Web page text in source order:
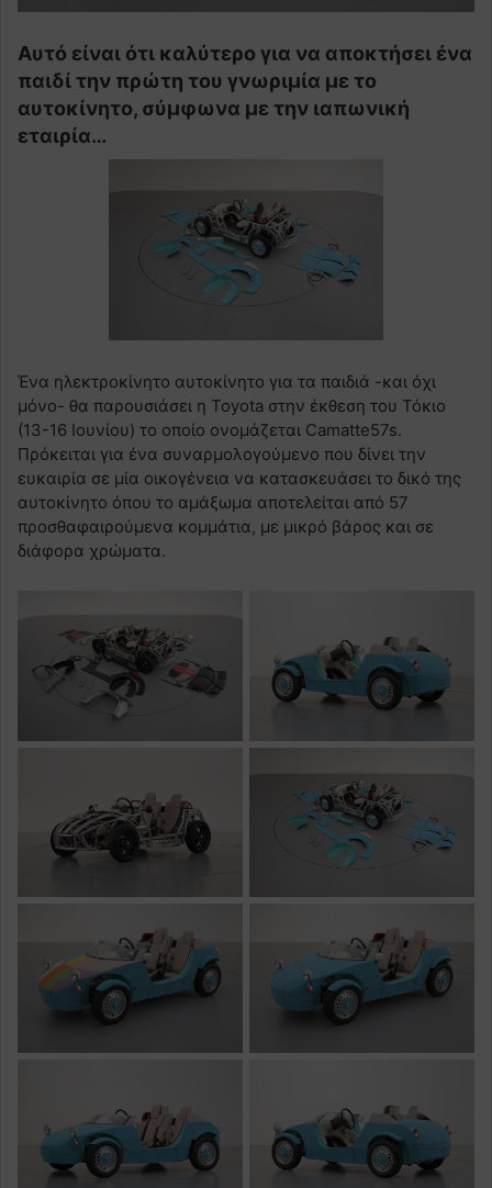
Αυτό είναι ότι καλύτερο για να αποκτήσει ένα
παιδί την πρώτη του γνωριμία με το
αυτοκίνητο, σύμφωνα με την ιαπωνική
εταιρία…
Ένα ηλεκτροκίνητο αυτοκίνητο για τα παιδιά -και όχι
μόνο- θα παρουσιάσει η Toyota στην έκθεση του Τόκιο
(13-16 Ιουνίου) το οποίο ονομάζεται Camatte57s.
Πρόκειται για ένα συναρμολογούμενο που δίνει την
ευκαιρία σε μία οικογένεια να κατασκευάσει το δικό της
αυτοκίνητο όπου το αμάξωμα αποτελείται από 57
προσθαφαιρούμενα κομμάτια, με μικρό βάρος και σε
διάφορα χρώματα.